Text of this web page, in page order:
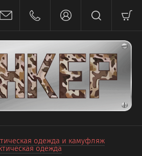
одежда и камуфляж
одежда